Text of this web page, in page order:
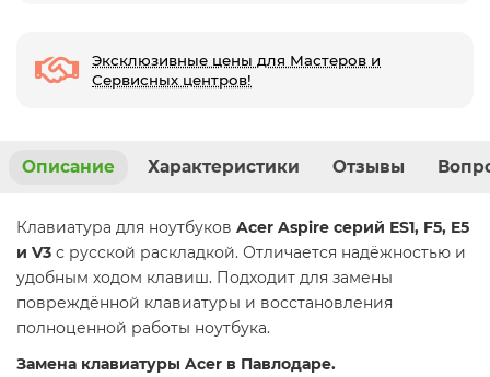
Эксклюзивные цены для Мастеров и
Сервисных центров!
Описание Характеристики Отзывы
Клавиатура для ноутбуков Acer Aspire серий ES1, F5, E5
и V3 с русской раскладкой. Отличается надёжностью и
удобным ходом клавиш. Подходит для замены
повреждённой клавиатуры и восстановления
полноценной работы ноутбука.
Замена клавиатуры Acer в Павлодаре.